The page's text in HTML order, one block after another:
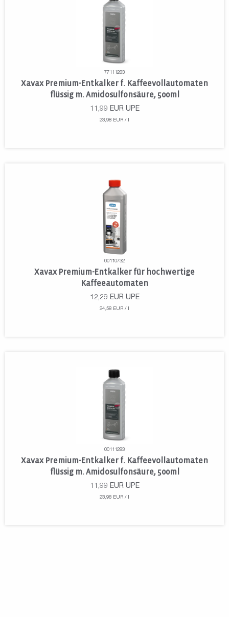
77111283
Xavax Premium-Entkalker f. Kaffeevollautomaten
flüssig m. Amidosulfonsäure, 500ml
11,99 EUR UPE
23,98 EUR / l
00110732
Xavax Premium-Entkalker für hochwertige
Kaffeeautomaten
12,29 EUR UPE
24,58 EUR / l
00111283
Xavax Premium-Entkalker f. Kaffeevollautomaten
flüssig m. Amidosulfonsäure, 500ml
11,99 EUR UPE
23,98 EUR / l